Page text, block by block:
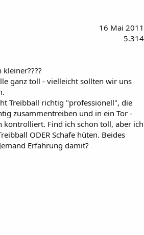
16 Mai 2011
5.314
ganz toll - vielleicht sollten wir uns
Treibball richtig "professionell", die
zusammentreiben und in ein Tor -
kontrolliert. Find ich schon toll, aber ich
ODER Schafe hüten. Beides
Erfahrung damit?